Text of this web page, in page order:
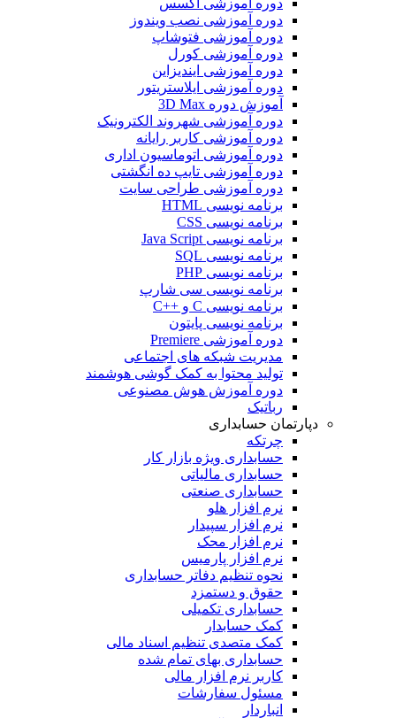
دوره آموزشی اکسس
دوره آموزشی نصب ویندوز
دوره آموزشی فتوشاپ
دوره آموزشی کورل
دوره آموزشی ایندیزاین
دوره آموزشی ایلاستریتور
آموزش دوره 3D Max
دوره آموزشی شهروند الکترونیک
دوره آموزشی کاربر رایانه
دوره آموزشی اتوماسیون اداری
دوره آموزشی تایپ ده انگشتی
دوره آموزشی طراحی سایت
برنامه نویسی HTML
برنامه نویسی CSS
برنامه نویسی Java Script
برنامه نویسی SQL
برنامه نویسی PHP
برنامه نویسی سی شارپ
برنامه نویسی C و ++C
برنامه نویسی پایتون
دوره آموزشی Premiere
مدیریت شبکه های اجتماعی
تولید محتوا به کمک گوشی هوشمند
دوره آموزش هوش مصنوعی
رباتیک
دپارتمان حسابداری
چرتکه
حسابداری ویژه بازار کار
حسابداری مالیاتی
حسابداری صنعتی
نرم افزار هلو
نرم افزار سپیدار
نرم افزار محک
نرم افزار پارمیس
نحوه تنظیم دفاتر حسابداری
حقوق و دستمزد
حسابداری تکمیلی
کمک حسابدار
کمک متصدی تنظیم اسناد مالی
حسابداری بهای تمام شده
کاربر نرم افزار مالی
مسئول سفارشات
انباردار